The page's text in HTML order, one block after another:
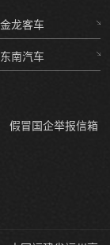
金龙客车
东南汽车
假冒国企举报信箱